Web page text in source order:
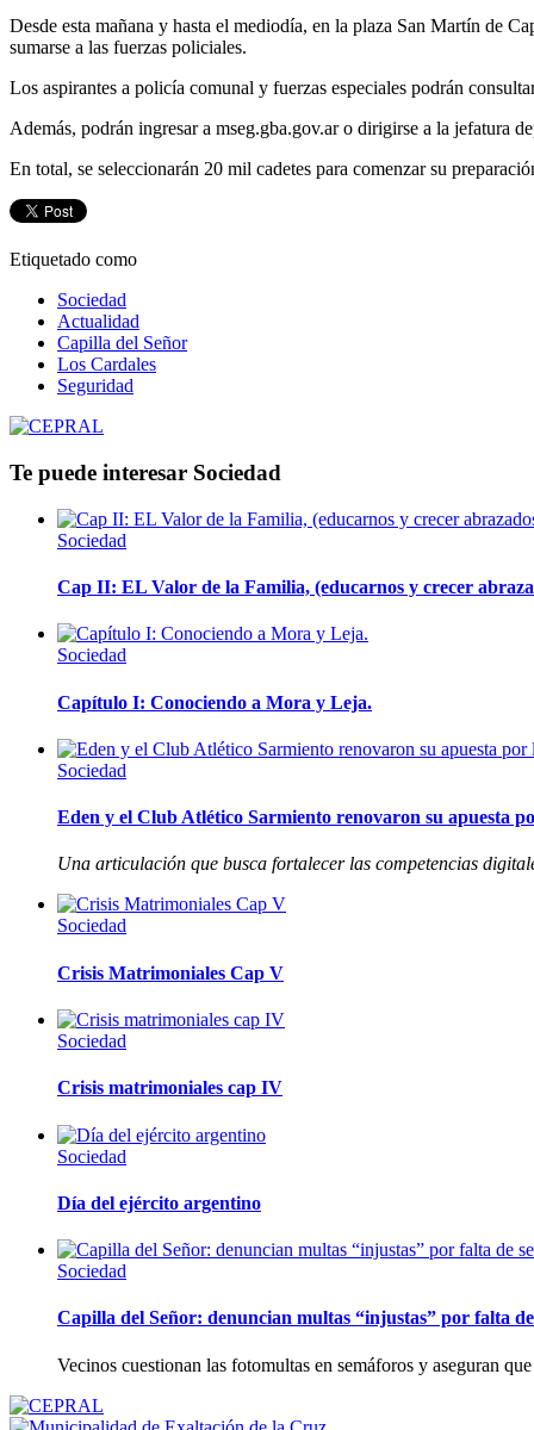
Desde esta mañana y hasta el mediodía, en la plaza San Martín de
sumarse a las fuerzas policiales.
Los aspirantes a policía comunal y fuerzas especiales podrán
Además, podrán ingresar a mseg.gba.gov.ar o dirigirse a la jefatura
En total, se seleccionarán 20 mil cadetes para comenzar su
Etiquetado como
Sociedad
Actualidad
Capilla del Señor
Los Cardales
Seguridad
Te puede interesar Sociedad
Sociedad
Cap II: EL Valor de la Familia, (educarnos y crecer
Sociedad
Capítulo I: Conociendo a Mora y Leja.
Sociedad
Eden y el Club Atlético Sarmiento renovaron su apuesta
Una articulación que busca fortalecer las competencias
Sociedad
Crisis Matrimoniales Cap V
Sociedad
Crisis matrimoniales cap IV
Sociedad
Día del ejército argentino
Sociedad
Capilla del Señor: denuncian multas “injustas” por falta
Vecinos cuestionan las fotomultas en semáforos y aseguran